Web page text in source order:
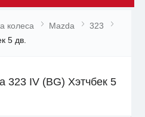
колеса Mazda
323
5 дв.
323 IV (BG) Хэтчбек 5